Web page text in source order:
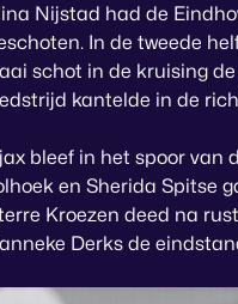
Nijstad had de
In de tweede
schot in de kruising de
kantelde in de
bleef in het spoor van
en Sherida Spitse
Kroezen deed na
Derks de